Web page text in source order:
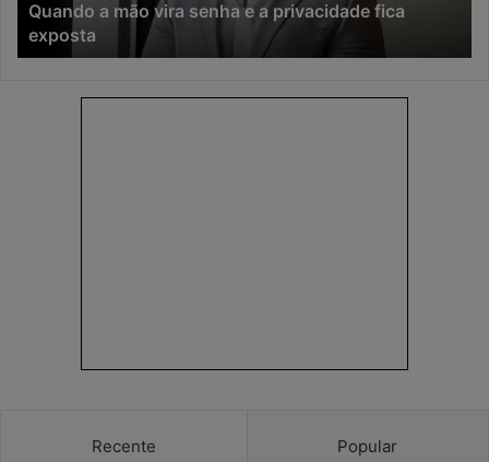
mão vira senha e a privacidade fica
virou
principal
da
Na era da
risco da
Recente Popular